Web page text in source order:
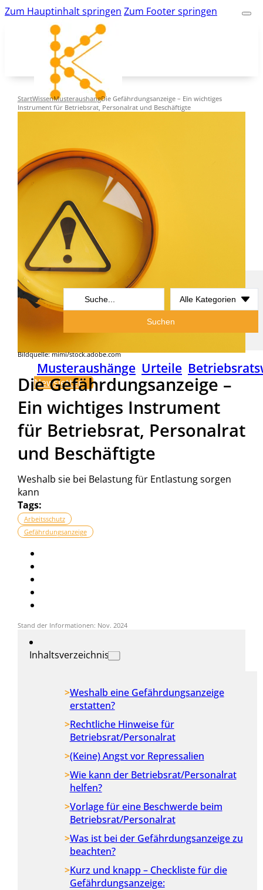
Zum Hauptinhalt springen Zum Footer springen
kk-bildung.de
Suche
Search
Suchen
Musteraushänge Urteile
Newsletter
StartWissenMusteraushangDie Gefährdungsanzeige – Ein wichtiges
Instrument für Betriebsrat, Personalrat und Beschäftigte
Bildquelle: mimi/stock.adobe.com
Die Gefährdungsanzeige –
Ein wichtiges Instrument
für Betriebsrat, Personalrat
und Beschäftigte
Weshalb sie bei Belastung für Entlastung sorgen
kann
Tags:
Arbeitsschutz
Gefährdungsanzeige
Stand der Informationen: Nov. 2024
Inhaltsverzeichnis
Weshalb eine Gefährdungsanzeige
erstatten?
Rechtliche Hinweise für
Betriebsrat/Personalrat
(Keine) Angst vor Repressalien
Wie kann der Betriebsrat/Personalrat
helfen?
Vorlage für eine Beschwerde beim
Betriebsrat/Personalrat
Was ist bei der Gefährdungsanzeige zu
beachten?
Kurz und knapp – Checkliste für die
Gefährdungsanzeige: